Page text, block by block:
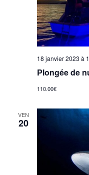
18 janvier 2023 à
Plongée de
110.00€
VEN
20